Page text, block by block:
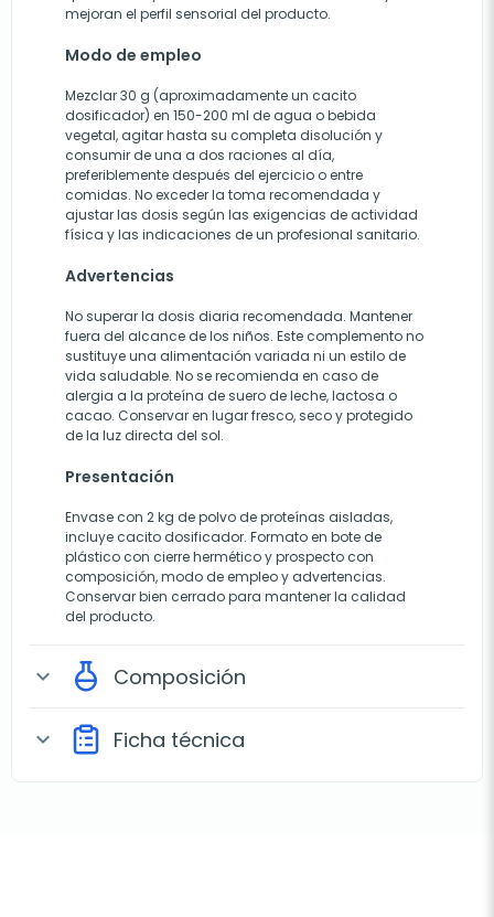
mejoran el perfil sensorial del producto.
Modo de empleo
Mezclar 30 g (aproximadamente un cacito
dosificador) en 150-200 ml de agua o bebida
vegetal, agitar hasta su completa disolución y
consumir de una a dos raciones al día,
preferiblemente después del ejercicio o entre
comidas. No exceder la toma recomendada y
ajustar las dosis según las exigencias de actividad
física y las indicaciones de un profesional sanitario.
Advertencias
No superar la dosis diaria recomendada. Mantener
fuera del alcance de los niños. Este complemento no
sustituye una alimentación variada ni un estilo de
vida saludable. No se recomienda en caso de
alergia a la proteína de suero de leche, lactosa o
cacao. Conservar en lugar fresco, seco y protegido
de la luz directa del sol.
Presentación
Envase con 2 kg de polvo de proteínas aisladas,
incluye cacito dosificador. Formato en bote de
plástico con cierre hermético y prospecto con
composición, modo de empleo y advertencias.
Conservar bien cerrado para mantener la calidad
del producto.
expand_more Composición
expand_more Ficha técnica